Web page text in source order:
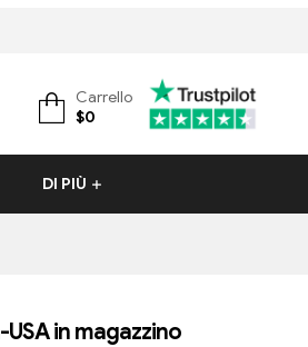
custom sex doll la bambola del sesso più
Carrello
$0
DI PIÙ
in magazzino